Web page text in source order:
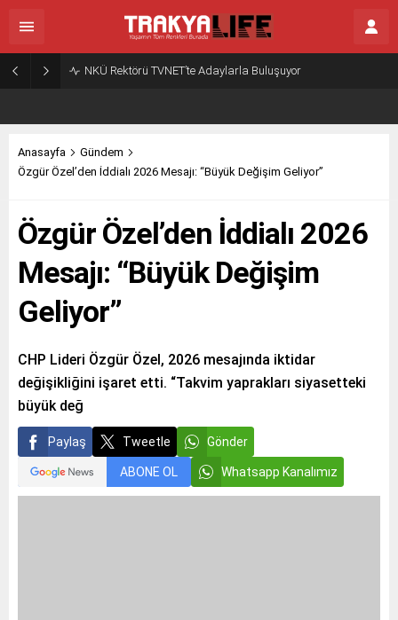
NKÜ Rektörü TVNET’te Adaylarla Buluşuyor
Anasayfa
Gündem
Özgür Özel’den İddialı 2026 Mesajı: “Büyük Değişim Geliyor”
Özgür Özel’den İddialı 2026
Mesajı: “Büyük Değişim
Geliyor”
CHP Lideri Özgür Özel, 2026 mesajında iktidar
değişikliğini işaret etti. “Takvim yaprakları siyasetteki
büyük değ
Paylaş Tweetle Gönder
ABONE OL Whatsapp Kanalımız